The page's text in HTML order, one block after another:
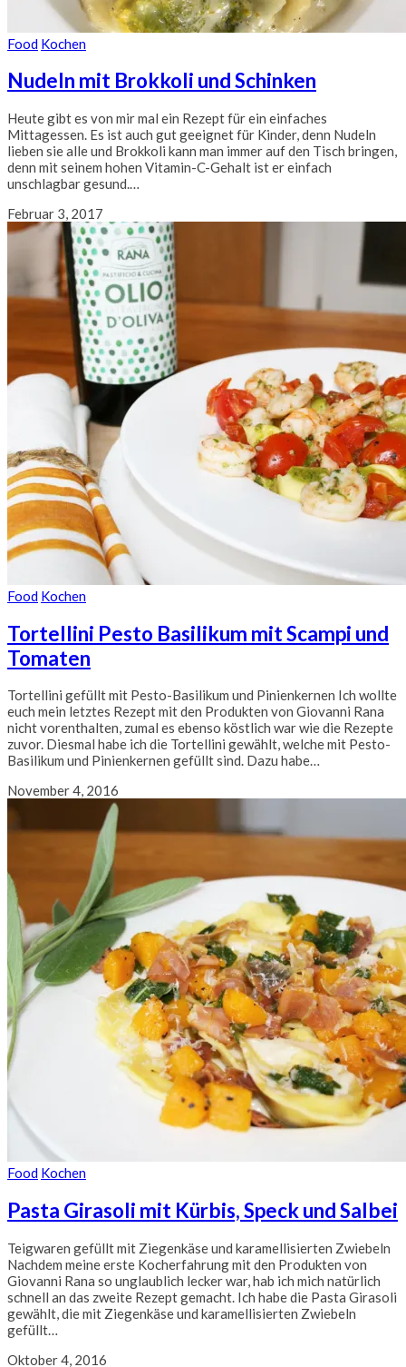
Food Kochen
Nudeln mit Brokkoli und Schinken
Heute gibt es von mir mal ein Rezept für ein einfaches
Mittagessen. Es ist auch gut geeignet für Kinder, denn Nudeln
lieben sie alle und Brokkoli kann man immer auf den Tisch bringen,
denn mit seinem hohen Vitamin-C-Gehalt ist er einfach
unschlagbar gesund.…
Februar 3, 2017
Food Kochen
Tortellini Pesto Basilikum mit Scampi und
Tomaten
Tortellini gefüllt mit Pesto-Basilikum und Pinienkernen Ich wollte
euch mein letztes Rezept mit den Produkten von Giovanni Rana
nicht vorenthalten, zumal es ebenso köstlich war wie die Rezepte
zuvor. Diesmal habe ich die Tortellini gewählt, welche mit Pesto-
Basilikum und Pinienkernen gefüllt sind. Dazu habe…
November 4, 2016
Food Kochen
Pasta Girasoli mit Kürbis, Speck und Salbei
Teigwaren gefüllt mit Ziegenkäse und karamellisierten Zwiebeln
Nachdem meine erste Kocherfahrung mit den Produkten von
Giovanni Rana so unglaublich lecker war, hab ich mich natürlich
schnell an das zweite Rezept gemacht. Ich habe die Pasta Girasoli
gewählt, die mit Ziegenkäse und karamellisierten Zwiebeln
gefüllt…
Oktober 4, 2016